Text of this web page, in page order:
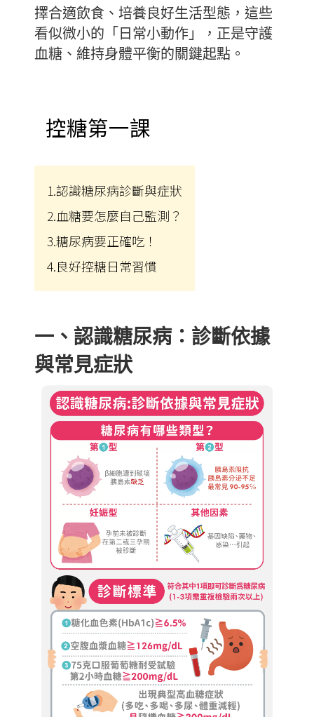
擇合適飲食、培養良好生活型態，這些
看似微小的「日常小動作」，正是守護
血糖、維持身體平衡的關鍵起點。
控糖第一課
1.認識糖尿病診斷與症狀
2.血糖要怎麼自己監測？
3.糖尿病要正確吃！
4.良好控糖日常習慣
一、認識糖尿病：診斷依據
與常見症狀